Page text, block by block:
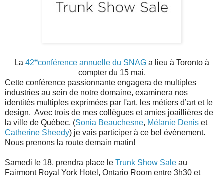
La 42econférence annuelle du SNAG a lieu à Toronto à
compter du 15 mai.
Cette conférence passionnante engagera de multiples
industries au sein de notre domaine, examinera nos
identités multiples exprimées par l'art, les métiers d’art et le
design. Avec trois de mes collègues et amies joaillières de
la ville de Québec, (Sonia Beauchesne, Mélanie Denis et
Catherine Sheedy) je vais participer à ce bel évènement.
Nous prenons la route demain matin!
Samedi le 18, prendra place le Trunk Show Sale au
Fairmont Royal York Hotel, Ontario Room entre 3h30 et